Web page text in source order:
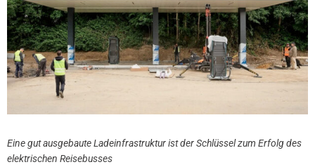
Eine gut ausgebaute Ladeinfrastruktur ist der Schlüssel zum Erfolg des
elektrischen Reisebusses